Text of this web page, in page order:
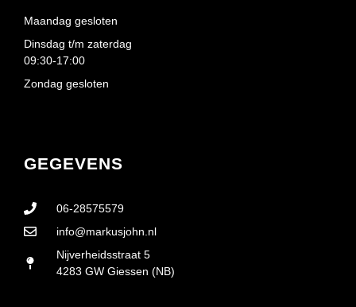
GEGEVENS
06-28575579
info@markusjohn.nl
Nijverheidsstraat 5
4283 GW Giessen (NB)
Maandag gesloten
Dinsdag t/m zaterdag
09:30-17:00
Zondag gesloten